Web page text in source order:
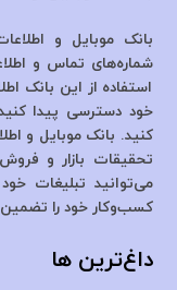
بانک موبایل و
شماره‌های تماس و
استفاده از این بانک
خود دسترسی پیدا کنید
کنید. بانک موبایل و
تحقیقات بازار و
می‌توانید تبلیغات
کسب‌وکار خود را تضمین
داغ‌ترین ها